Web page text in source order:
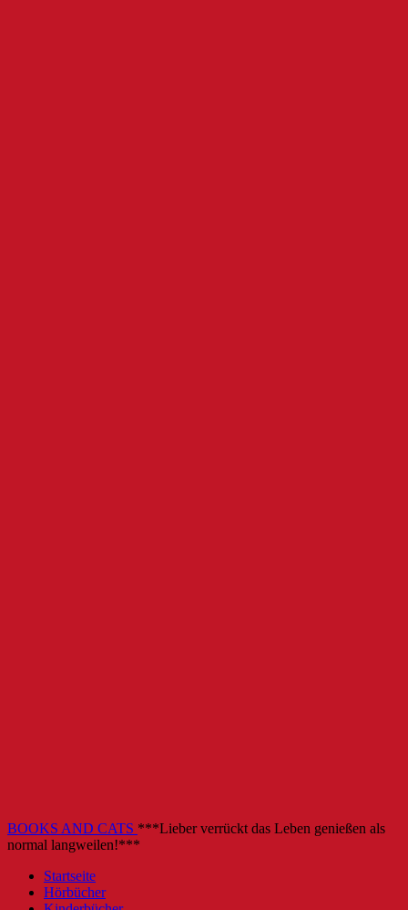
BOOKS AND CATS ***Lieber verrückt das Leben genießen als
normal langweilen!***
Startseite
Hörbücher